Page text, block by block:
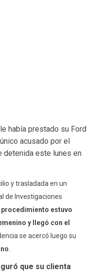
había prestado su Ford
acusado por el
detenida este lunes en
y trasladada en un
de Investigaciones
procedimiento estuvo
y llegó con el
se acercó luego su
que su clienta